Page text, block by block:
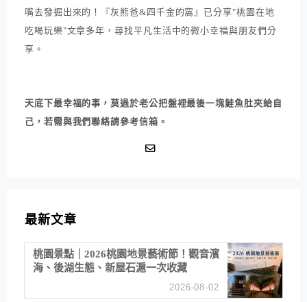
嘴去發掘出來的！『灰熊爸&四千金的窩』已分享"桃園在地
吃喝玩樂"文章多年，尋找平凡生活中的微小幸福與朋友們分
享。
天底下最幸福的事，莫過於老公把盤裡最後一塊鮭魚肚夾給自
己，若需與我們聯絡請參考信箱。
最新文章
桃園景點｜2026桃園地景藝術節！觀音濱
海、後湖生態、新屋石滬一次收藏
2026-08-02